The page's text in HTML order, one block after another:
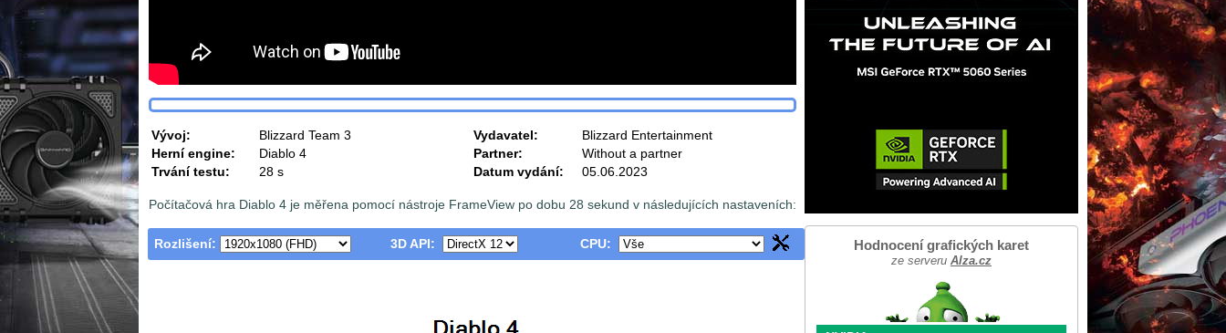
Vývoj: Blizzard Team 3 Vydavatel:
Blizzard Entertainment
Herní engine:
Diablo 4 Partner:
Without a partner
Trvání testu:
28 s Datum vydání: 05.06.2023
Počítačová hra Diablo 4 je měřena pomocí nástroje FrameView po dobu 28 sekund v následujících nastaveních:
Rozlišení: 3D API: CPU: Hodnocení grafických karet
ze serveru Alza.cz